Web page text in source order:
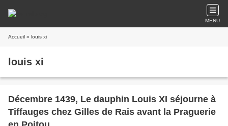
MENU
Accueil » louis xi
louis xi
Décembre 1439, Le dauphin Louis XI séjourne à
Tiffauges chez Gilles de Rais avant la Praguerie